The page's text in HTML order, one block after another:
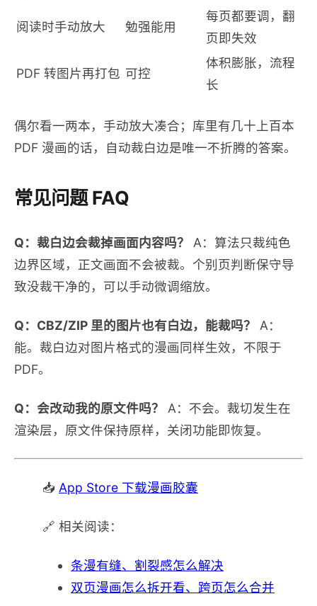
阅读时手动放大 勉强能用
每页都要调，翻
页即失效
PDF 转图片再打包 可控
体积膨胀，流程
长
偶尔看一两本，手动放大凑合；库里有几十上百本
PDF 漫画的话，自动裁白边是唯一不折腾的答案。
常见问题 FAQ
Q：裁白边会裁掉画面内容吗？
A：算法只裁纯色
边界区域，正文画面不会被裁。个别页判断保守导
致没裁干净的，可以手动微调缩放。
Q：CBZ/ZIP 里的图片也有白边，能裁吗？
A：
能。裁白边对图片格式的漫画同样生效，不限于
PDF。
Q：会改动我的原文件吗？
A：不会。裁切发生在
渲染层，原文件保持原样，关闭功能即恢复。
📥 App Store 下载漫画胶囊
🔗 相关阅读：
条漫有缝、割裂感怎么解决
双页漫画怎么拆开看、跨页怎么合并